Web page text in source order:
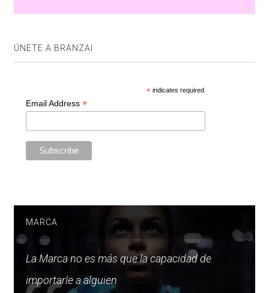
ÚNETE A BRANZAI
* indicates required
Email Address *
MARCA
La Marca no es más que la capacidad de
importarle a alguien